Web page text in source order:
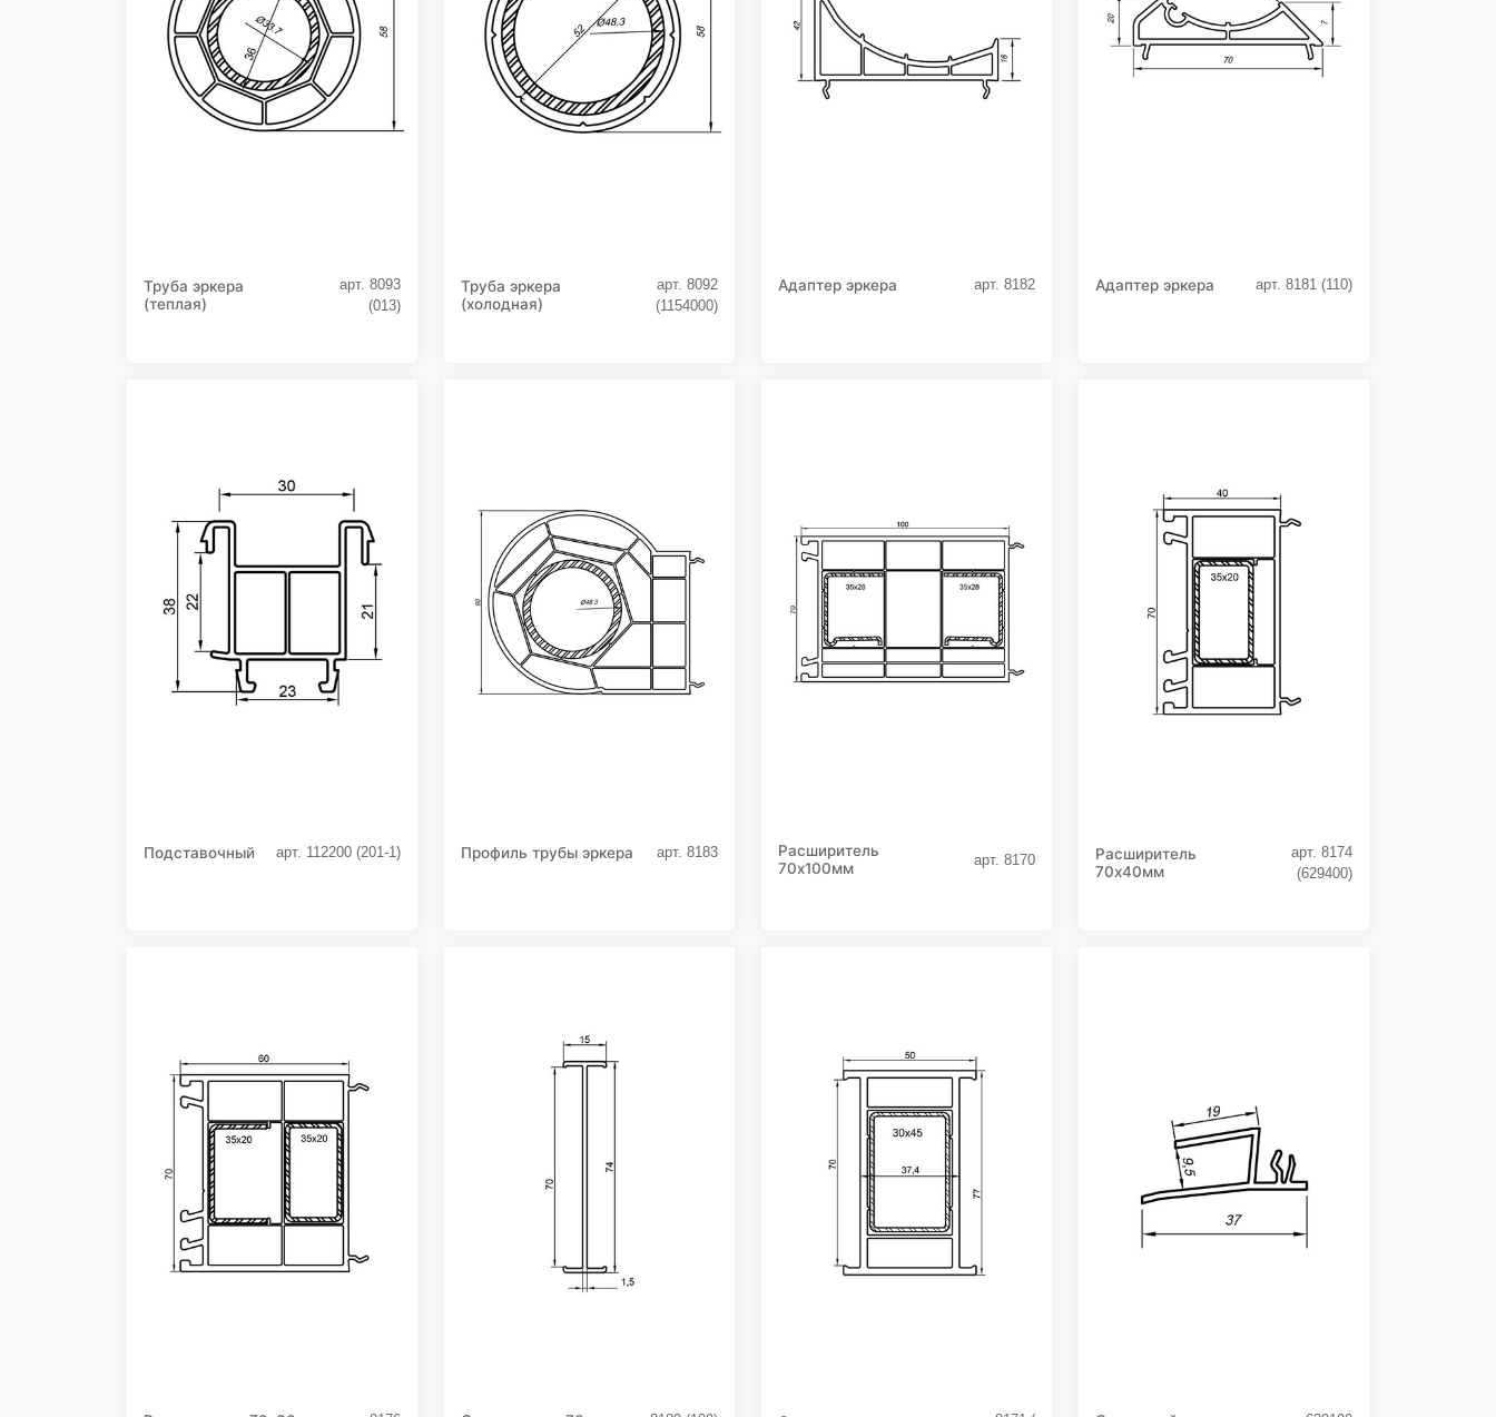
Труба эркера
(теплая)
арт. 8093
(013)
Труба эркера
(холодная)
арт. 8092
(1154000)
Адаптер эркера арт. 8182 Адаптер эркера арт. 8181 (110)
Подставочный арт. 112200 (201-1) Профиль трубы эркера арт. 8183
Расширитель
70х100мм
арт. 8170
Расширитель
70х40мм
арт. 8174
(629400)